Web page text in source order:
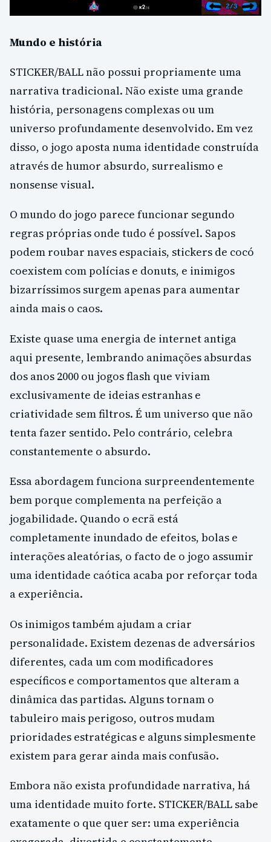
Mundo e história
STICKER/BALL não possui propriamente uma
narrativa tradicional. Não existe uma grande
história, personagens complexas ou um
universo profundamente desenvolvido. Em vez
disso, o jogo aposta numa identidade construída
através de humor absurdo, surrealismo e
nonsense visual.
O mundo do jogo parece funcionar segundo
regras próprias onde tudo é possível. Sapos
podem roubar naves espaciais, stickers de cocó
coexistem com polícias e donuts, e inimigos
bizarríssimos surgem apenas para aumentar
ainda mais o caos.
Existe quase uma energia de internet antiga
aqui presente, lembrando animações absurdas
dos anos 2000 ou jogos flash que viviam
exclusivamente de ideias estranhas e
criatividade sem filtros. É um universo que não
tenta fazer sentido. Pelo contrário, celebra
constantemente o absurdo.
Essa abordagem funciona surpreendentemente
bem porque complementa na perfeição a
jogabilidade. Quando o ecrã está
completamente inundado de efeitos, bolas e
interações aleatórias, o facto de o jogo assumir
uma identidade caótica acaba por reforçar toda
a experiência.
Os inimigos também ajudam a criar
personalidade. Existem dezenas de adversários
diferentes, cada um com modificadores
específicos e comportamentos que alteram a
dinâmica das partidas. Alguns tornam o
tabuleiro mais perigoso, outros mudam
prioridades estratégicas e alguns simplesmente
existem para gerar ainda mais confusão.
Embora não exista profundidade narrativa, há
uma identidade muito forte. STICKER/BALL sabe
exatamente o que quer ser: uma experiência